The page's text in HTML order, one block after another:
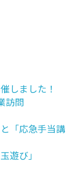
しました！
訪問
「応急手当講
遊び」